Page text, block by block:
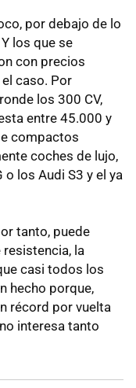
por debajo de lo
los que se
con precios
caso. Por
los 300 CV,
entre 45.000 y
compactos
coches de lujo,
los Audi S3 y el ya
tanto, puede
la
casi todos los
hecho porque,
récord por vuelta
interesa tanto